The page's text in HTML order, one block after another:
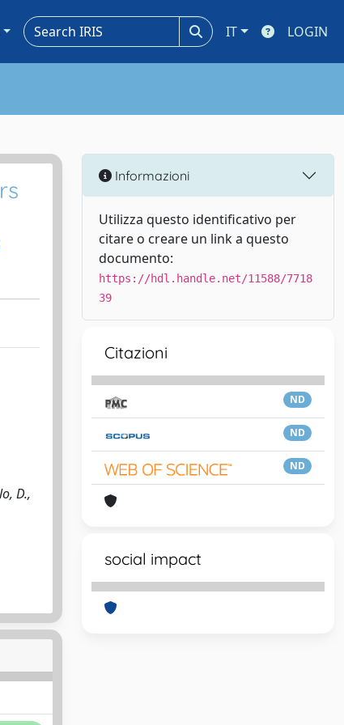
IT LOGIN
D.,
Informazioni
Utilizza questo identificativo per
citare o creare un link a questo
documento:
https://hdl.handle.net/11588/7718
39
Citazioni
ND
ND
ND
social impact